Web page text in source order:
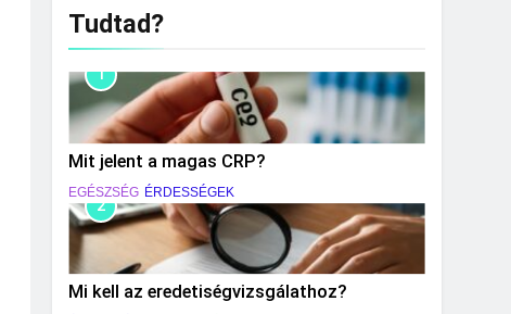
Tudtad?
1
Mit jelent a magas CRP?
EGÉSZSÉG ÉRDESSÉGEK
2
Mi kell az eredetiségvizsgálathoz?